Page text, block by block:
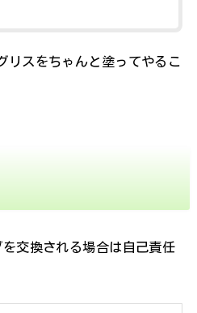
リスをちゃんと塗ってやるこ
交換される場合は自己責任